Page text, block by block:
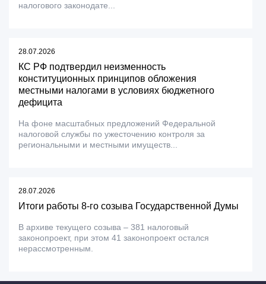
налогового законодате...
28.07.2026
КС РФ подтвердил неизменность
конституционных принципов обложения
местными налогами в условиях бюджетного
дефицита
На фоне масштабных предложений Федеральной
налоговой службы по ужесточению контроля за
региональными и местными имуществ...
28.07.2026
Итоги работы 8-го созыва Государственной Думы
В архиве текущего созыва – 381 налоговый
законопроект, при этом 41 законопроект остался
нерассмотренным.